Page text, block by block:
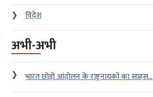
❯
विदेश
अभी-अभी
❯ भारत छोड़ो आंदोलन के राष्ट्रनायकों का साहस...